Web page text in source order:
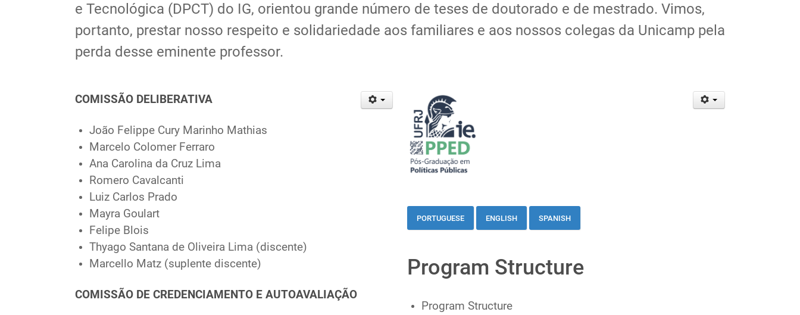
e Tecnológica (DPCT) do IG, orientou grande número de teses de doutorado e de mestrado. Vimos,
portanto, prestar nosso respeito e solidariedade aos familiares e aos nossos colegas da Unicamp pela
perda desse eminente professor.
COMISSÃO DELIBERATIVA
João Felippe Cury Marinho Mathias
Marcelo Colomer Ferraro
Ana Carolina da Cruz Lima
Romero Cavalcanti
Luiz Carlos Prado
Mayra Goulart
Felipe Blois
Thyago Santana de Oliveira Lima (discente)
Marcello Matz (suplente discente)
COMISSÃO DE CREDENCIAMENTO E AUTOAVALIAÇÃO
PORTUGUESE ENGLISH SPANISH
Program Structure
Program Structure